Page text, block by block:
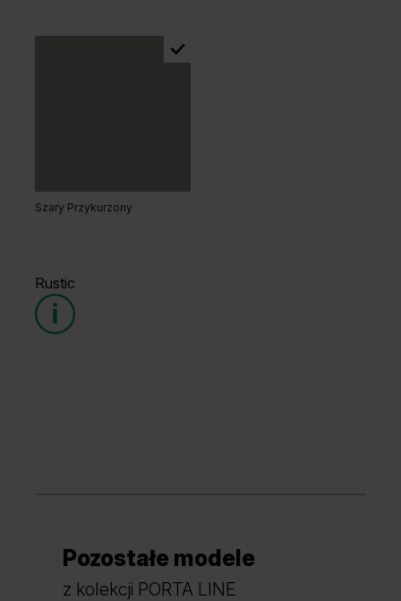
Dąb Kendal Naturalny
Szary Przykurzony
Rustic
Hikora Jackson Jasny Hikora Jackson Ciemny
Pozostałe modele
z kolekcji PORTA LINE